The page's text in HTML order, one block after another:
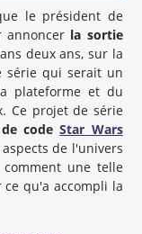
le président de
annoncer la sortie
deux ans, sur la
série qui serait un
plateforme et du
Ce projet de série
codeStar Wars
de l'univers
une telle
qu'a accompli la